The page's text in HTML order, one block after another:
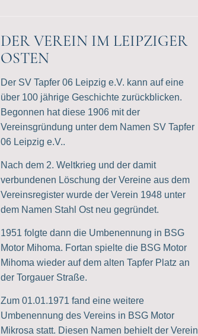
DER VEREIN IM LEIPZIGER
OSTEN
Der SV Tapfer 06 Leipzig e.V. kann auf eine
über 100 jährige Geschichte zurückblicken.
Begonnen hat diese 1906 mit der
Vereinsgründung unter dem Namen SV Tapfer
06 Leipzig e.V..
Nach dem 2. Weltkrieg und der damit
verbundenen Löschung der Vereine aus dem
Vereinsregister wurde der Verein 1948 unter
dem Namen Stahl Ost neu gegründet.
1951 folgte dann die Umbenennung in BSG
Motor Mihoma. Fortan spielte die BSG Motor
Mihoma wieder auf dem alten Tapfer Platz an
der Torgauer Straße.
Zum 01.01.1971 fand eine weitere
Umbenennung des Vereins in BSG Motor
Mikrosa statt. Diesen Namen behielt der Verein